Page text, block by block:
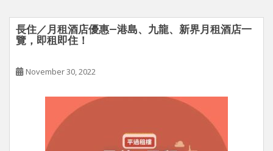
長住／月租酒店優惠—港島、九龍、新界月租酒店一
覽，即租即住！
November 30, 2022